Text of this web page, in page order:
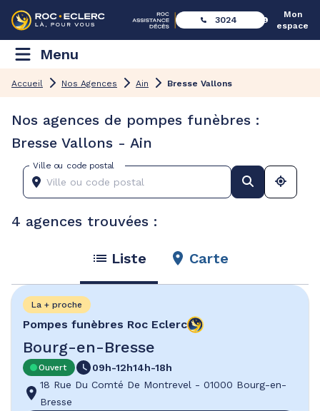
3024
Mon
espace
Menu
Accueil Nos Agences Ain Bresse Vallons
Nos agences de pompes funèbres :
Bresse Vallons - Ain
Ville ou code postal
4 agences trouvées :
Liste Carte
Pompes funèbres Roc Eclerc
Bourg-en-Bresse
La + proche
Ouvert 09h-12h14h-18h
18 Rue Du Comté De Montrevel - 01000 Bourg-en-
Bresse